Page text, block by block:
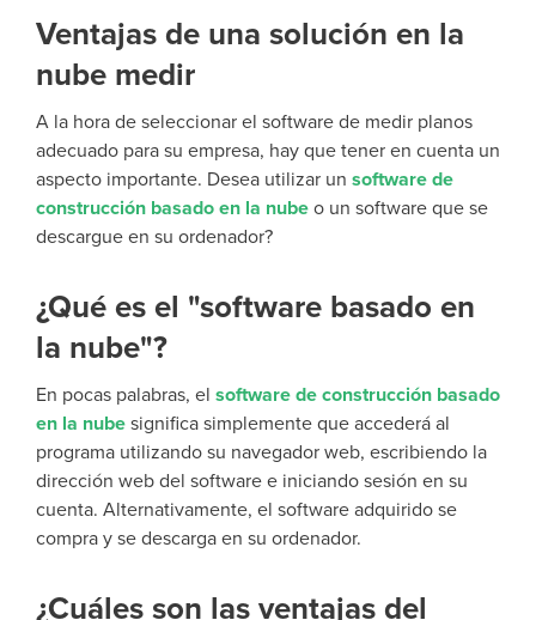
Ventajas de una solución en la
nube medir
A la hora de seleccionar el software de medir planos
adecuado para su empresa, hay que tener en cuenta un
aspecto importante. Desea utilizar un software de
construcción basado en la nube o un software que se
descargue en su ordenador?
¿Qué es el "software basado en
la nube"?
En pocas palabras, el software de construcción basado
en la nube significa simplemente que accederá al
programa utilizando su navegador web, escribiendo la
dirección web del software e iniciando sesión en su
cuenta. Alternativamente, el software adquirido se
compra y se descarga en su ordenador.
¿Cuáles son las ventajas del